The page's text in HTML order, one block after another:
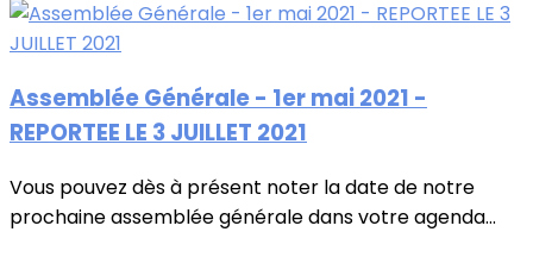
Assemblée Générale - 1er mai 2021 -
REPORTEE LE 3 JUILLET 2021
Vous pouvez dès à présent noter la date de notre
prochaine assemblée générale dans votre agenda...